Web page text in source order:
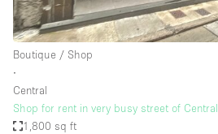
Boutique / Shop
∙
Central
Shop for rent in very busy street of Central
1,800 sq ft